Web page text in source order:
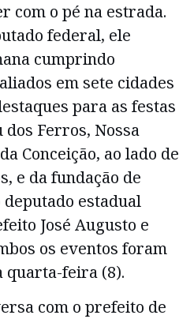
com o pé na estrada.
federal, ele
cumprindo
em sete cidades
para as festas
Ferros, Nossa
Conceição, ao lado de
e da fundação de
estadual
José Augusto e
os eventos foram
quarta-feira (8).
com o prefeito de